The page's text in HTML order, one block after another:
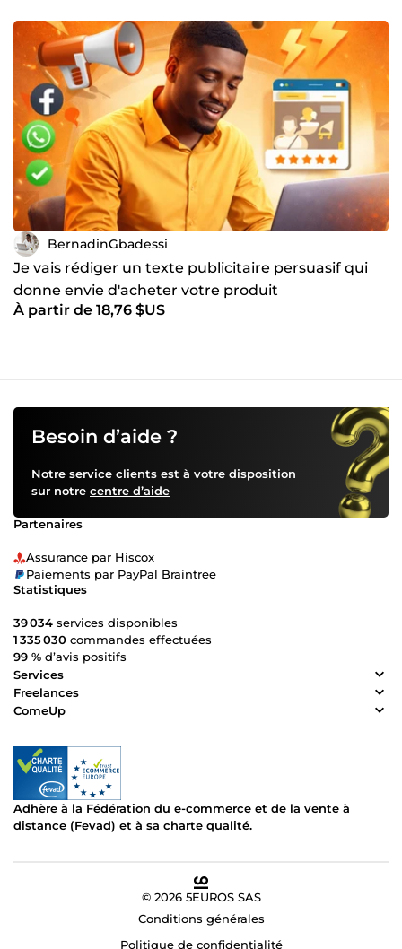
BernadinGbadessi
Je vais rédiger un texte publicitaire persuasif qui
donne envie d'acheter votre produit
À partir de 18,76 $US
Besoin d’aide ?
Notre service clients est à votre disposition
sur notre centre d’aide
Partenaires
Assurance par Hiscox
Paiements par PayPal Braintree
Statistiques
39 034 services disponibles
1 335 030 commandes effectuées
99 % d’avis positifs
Services
Freelances
ComeUp
Adhère à la Fédération du e-commerce et de la vente à
distance (Fevad) et à sa charte qualité.
© 2026 5EUROS SAS
Conditions générales
Politique de confidentialité